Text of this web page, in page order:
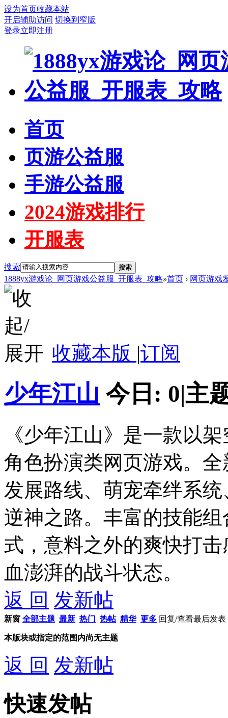
设为首页收藏本站
开启辅助访问 切换到窄版
登录立即注册
首页
页游公益服
手游公益服
2024游戏排行
开服表
搜索 搜索
1888yx游戏论_网页游戏公益服_开服表_攻略»首页 › 网页游戏
收藏本版 |订阅
少年江山 今日: 0|主
《少年江山》是一款以
角色扮演类网页游戏。
发展路线、萌宠牵绊系
逆神之路。丰富的技能
式，意料之外的爽快打
血澎湃的战斗状态。
返 回 发新帖
新窗 全部主题 最新 热门 热帖 精华 更多 回复/查看最后发表
本版块或指定的范围内尚无主题
返 回 发新帖
快速发帖